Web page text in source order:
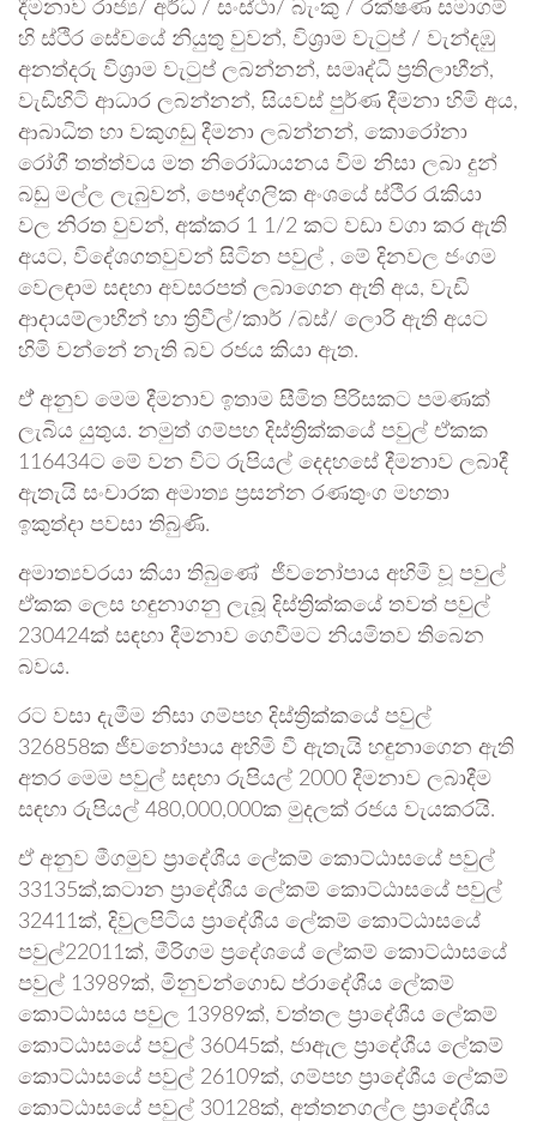
දීමනාව රාජ්‍ය/ අර්ධ / සංස්ථා/ බැංකු / රක්ෂණ සමාගම්
හි ස්ථිර සේවයේ නියුතු වුවන්, විශ්‍රාම වැටුප් / වැන්දඹු
අනත්දරු විශ්‍රාම වැටුප් ලබන්නන්, සමෘද්ධි ප්‍රතිලාභීන්,
වැඩිහිටි ආධාර ලබන්නන්, සියවස් පුර්ණ දීමනා හිමි අය,
ආබාධිත හා වකුගඩු දීමනා ලබන්නන්, කොරෝනා
රෝගී තත්ත්වය මත නිරෝධායනය විම නිසා ලබා දුන්
බඩු මල්ල ලැබුවන්, පෞද්ගලික අංශයේ ස්ථිර රැකියා
වල නිරත වුවන්, අක්කර 1 1/2 කට වඩා වගා කර ඇති
අයට, විදේශගතවුවන් සිටින පවුල් , මේ දිනවල ජංගම
වෙලඳාම සඳහා අවසරපත් ලබාගෙන ඇති අය, වැඩි
ආදායම්ලාභීන් හා ත්‍රිවීල්/කාර් /බස්/ ලොරි ඇති අයට
හිමි වන්නේ නැති බව රජය කියා ඇත.
ඒ් අනුව මෙම දීමනාව ඉතාම සීමිත පිරිසකට පමණක්
ලැබිය යුතුය. නමුත් ගම්පහ දිස්ත්‍රික්කයේ පවුල් ඒකක
116434ට මේ වන විට රුපියල් දෙදහසේ දීමනාව ලබාදී
ඇතැයි සංචාරක අමාත්‍ය ප්‍රසන්න රණතුංග මහතා
ඉකුත්දා පවසා තිබුණි.
අමාත්‍යවරයා කියා තිබුණේ ජීවනෝපාය අහිමි වූ පවුල්
ඒකක ලෙස හඳුනාගනු ලැබූ දිස්ත්‍රික්කයේ තවත් පවුල්
230424ක් සඳහා දීමනාව ගෙවීමට නියමිතව තිබෙන
බවය.
රට වසා දැමීම නිසා ගම්පහ දිස්ත්‍රික්කයේ පවුල්
326858ක ජීවනෝපාය අහිමි වී ඇතැයි හඳුනාගෙන ඇති
අතර මෙම පවුල් සඳහා රුපියල් 2000 දීමනාව ලබාදීම
සඳහා රුපියල් 480,000,000ක මුදලක් රජය වැයකරයි.
ඒ අනුව මීගමුව ප්‍රාදේශීය ලේකම් කොට්ඨාසයේ පවුල්
33135ක්,කටාන ප්‍රාදේශීය ලේකම් කොට්ඨාසයේ පවුල්
32411ක්, දිවුලපිටිය ප්‍රාදේශීය ලේකම් කොට්ඨාසයේ
පවුල්22011ක්, මීරිගම ප්‍රදේශයේ ලේකම් කොට්ඨාසයේ
පවුල් 13989ක්, මිනුවන්ගොඩ ප්රාදේශීය ලේකම්
කොට්ඨාසය පවුල 13989ක්, වත්තල ප්‍රාදේශීය ලේකම්
කොට්ඨාසයේ පවුල් 36045ක්, ජාඇල ප්‍රාදේශීය ලේකම්
කොට්ඨාසයේ පවුල් 26109ක්, ගම්පහ ප්‍රාදේශීය ලේකම්
කොට්ඨාසයේ පවුල් 30128ක්, අත්තනගල්ල ප්‍රාදේශීය